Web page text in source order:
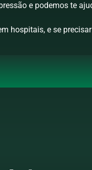
e podemos te
hospitais, e se